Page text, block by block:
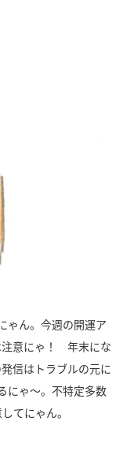
ゃん。今週の開運ア
注意にゃ！ 年末にな
信はトラブルの元に
にゃ～。不特定多数
てにゃん。